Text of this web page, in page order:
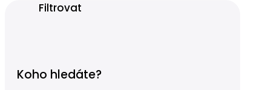
Filtrovat
Koho hledáte?